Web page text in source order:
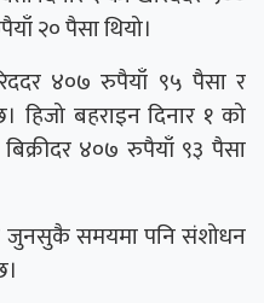
२० पैसा थियो।
४०७ रुपैयाँ ९५ पैसा र
हिजो बहराइन दिनार १ को
४०७ रुपैयाँ ९३ पैसा
जुनसुकै समयमा पनि संशोधन